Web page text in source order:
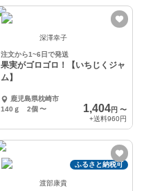
深澤幸子
注文から1~6日で発送
果実がゴロゴロ！【いちじくジャ
ム】
鹿児島県枕崎市
140ｇ 2個 〜 1,404円 〜
+送料960円
ふるさと納税可
渡部康貴